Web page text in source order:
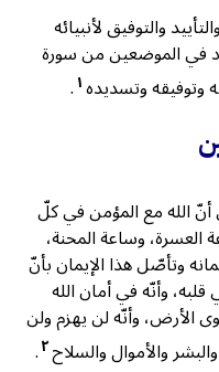
والتوفيق لأنبيائه
في الموضعين من سورة
وتوفيقه وتسديده١.
أنّ الله مع المؤمن في كلّ
العسرة، وساعة المحنة،
وتأصّل هذا الإيمان بأنّ
وأنّه في أمان الله
الأرض، وأنّه لن يهزم ولن
والأموال والسلاح٢.